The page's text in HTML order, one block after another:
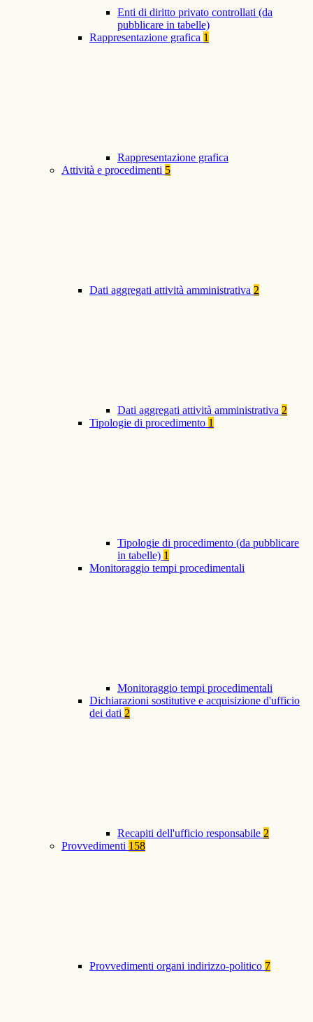
Enti di diritto privato controllati (da
pubblicare in tabelle)
Rappresentazione grafica 1
Rappresentazione grafica
Attività e procedimenti 5
Dati aggregati attività amministrativa 2
Dati aggregati attività amministrativa 2
Tipologie di procedimento 1
Tipologie di procedimento (da pubblicare
in tabelle) 1
Monitoraggio tempi procedimentali
Monitoraggio tempi procedimentali
Dichiarazioni sostitutive e acquisizione d'ufficio
dei dati 2
Recapiti dell'ufficio responsabile 2
Provvedimenti 158
Provvedimenti organi indirizzo-politico 7